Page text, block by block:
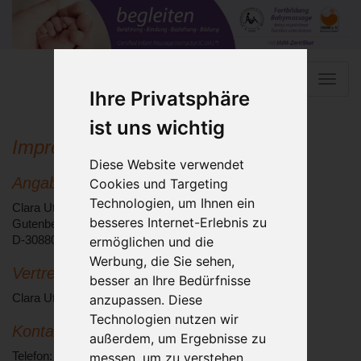
Ihre Privatsphäre
ist uns wichtig
Diese Website verwendet
Cookies und Targeting
Technologien, um Ihnen ein
besseres Internet-Erlebnis zu
ermöglichen und die
Werbung, die Sie sehen,
besser an Ihre Bedürfnisse
anzupassen. Diese
Technologien nutzen wir
außerdem, um Ergebnisse zu
messen, um zu verstehen,
Toggle
Impressum
Angaben gemäß § 5 TMG:
Clara Ute Laves
Gutenbergstraße 20
D-30880 Laatzen
Vertreten durch:
Clara Ute Laves
Kontakt:
Telefon: +49 - 01577 - 045 38 07